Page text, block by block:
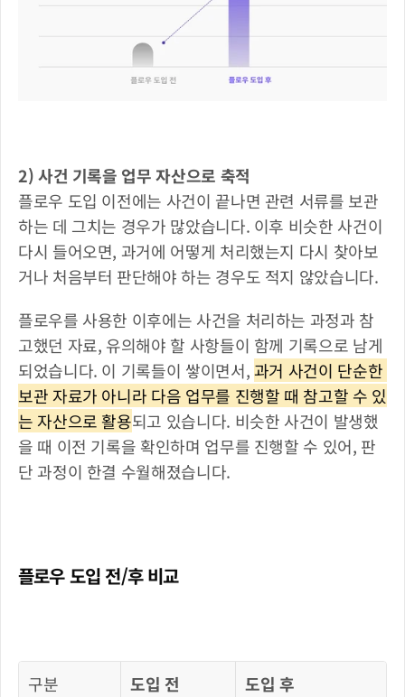
2) 사건 기록을 업무 자산으로 축적
플로우 도입 이전에는 사건이 끝나면 관련 서류를 보관
하는 데 그치는 경우가 많았습니다. 이후 비슷한 사건이
다시 들어오면, 과거에 어떻게 처리했는지 다시 찾아보
거나 처음부터 판단해야 하는 경우도 적지 않았습니다.
플로우를 사용한 이후에는 사건을 처리하는 과정과 참
고했던 자료, 유의해야 할 사항들이 함께 기록으로 남게
되었습니다. 이 기록들이 쌓이면서, 과거 사건이 단순한
보관 자료가 아니라 다음 업무를 진행할 때 참고할 수 있
는 자산으로 활용되고 있습니다. 비슷한 사건이 발생했
을 때 이전 기록을 확인하며 업무를 진행할 수 있어, 판
단 과정이 한결 수월해졌습니다.
플로우 도입 전/후 비교
구분 도입 전
도입 후